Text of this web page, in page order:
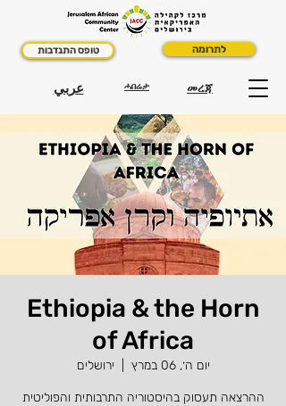
טופס התנדבות
عربي ሓበሬታ
לתרומה
መረጃ
Ethiopia & the Horn
of Africa
יום ה׳, 06 במרץ ירושלים
ההרצאה תעסוק בהיסטוריה התרבותית והפוליטית